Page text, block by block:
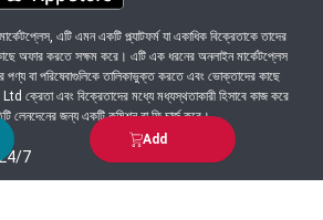
Add
এটি এমন একটি প্ল্যাটফর্ম যা একাধিক বিক্রেতাকে তাদের
অফার করতে সক্ষম করে। এটি এক ধরনের অনলাইন মার্কেটপ্লেস
পণ্য বা পরিষেবাগুলিকে তালিকাভুক্ত করতে এবং ভোক্তাদের কাছে
ক্রেতা এবং বিক্রেতাদের মধ্যে মধ্যস্থতাকারী হিসাবে কাজ করে
লেনদেনের জন্য একটি কমিশন বা ফি চার্জ করে।
7